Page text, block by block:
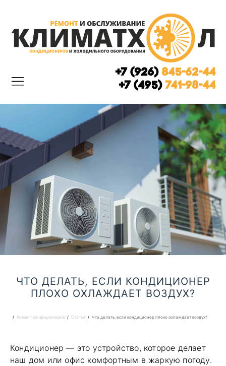
+7 (926)845-62-44
+7 (495)741-98-44
ЧТО ДЕЛАТЬ, ЕСЛИ КОНДИЦИОНЕР
ПЛОХО ОХЛАЖДАЕТ ВОЗДУХ?
Ремонт кондиционеров Статьи Что делать, если кондиционер плохо охлаждает воздух?
Кондиционер — это устройство, которое делает
наш дом или офис комфортным в жаркую погоду.